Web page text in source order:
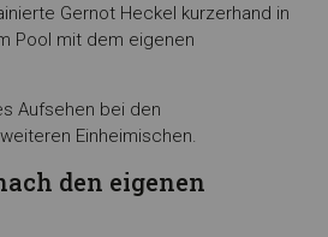
Gernot Heckel kurzerhand in
Pool mit dem eigenen
Aufsehen bei den
Einheimischen.
den eigenen